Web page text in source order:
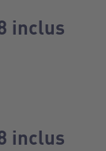
inclus
inclus